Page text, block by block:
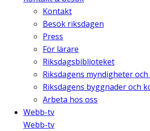
Kontakt
Besök riksdagen
Press
För lärare
Riksdagsbiblioteket
Riksdagens myndigheter
Riksdagens byggnader och
Arbeta hos oss
Webb-tv
Webb-tv